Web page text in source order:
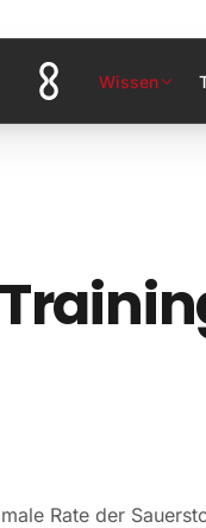
Wissen
Rate der